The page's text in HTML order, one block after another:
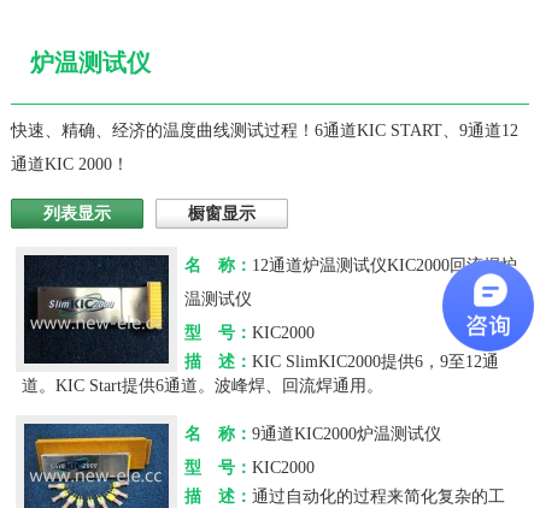
炉温测试仪
快速、精确、经济的温度曲线测试过程！6通道KIC START、9通道12
通道KIC 2000！
列表显示 橱窗显示
名 称： 12通道炉温测试仪KIC2000回流焊炉
温测试仪
型 号：KIC2000
描 述：KIC SlimKIC2000提供6，9至12通
道。KIC Start提供6通道。波峰焊、回流焊通用。
名 称：9通道KIC2000炉温测试仪
型 号：KIC2000
描 述：通过自动化的过程来简化复杂的工